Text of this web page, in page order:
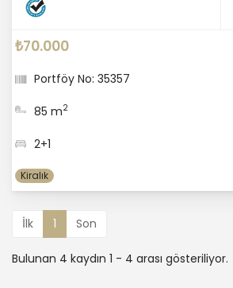
₺70.000
Portföy No: 35357
85 m2
2+1
Kiralık
İlk 1 Son
Bulunan 4 kaydın 1 - 4 arası gösteriliyor.